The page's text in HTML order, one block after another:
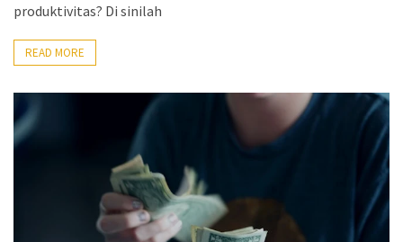
produktivitas? Di sinilah
READ MORE